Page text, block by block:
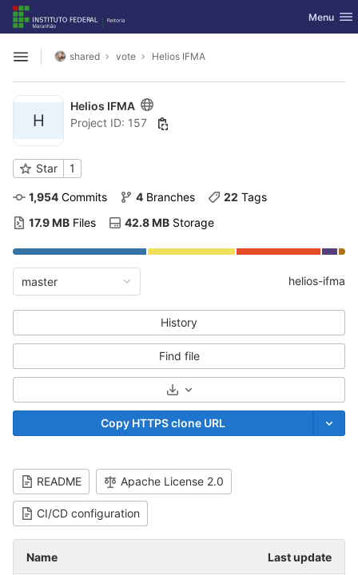
Skip to content
GitLab Toggle
Menu
Open sidebar
shared vote Helios IFMA
H
Helios IFMA
Project ID: 157
Star 1
1,954 Commits 4 Branches 22 Tags
17.9 MB Files 42.8 MB Storage
master helios-ifma
History
Find file
Select Archive Format
Copy HTTPS clone URL
README Apache License 2.0
CI/CD configuration
Name Last update